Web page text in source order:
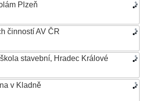
Plzeň
činností AV ČR
stavební, Hradec Králové
v Kladně